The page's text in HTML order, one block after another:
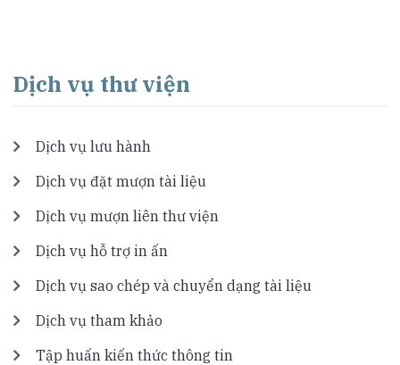
Dịch vụ thư viện
Dịch vụ lưu hành
Dịch vụ đặt mượn tài liệu
Dịch vụ mượn liên thư viện
Dịch vụ hỗ trợ in ấn
Dịch vụ sao chép và chuyển dạng tài liệu
Dịch vụ tham khảo
Tập huấn kiến thức thông tin